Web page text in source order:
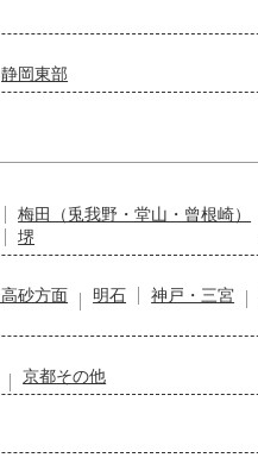
静岡東部
梅田（兎我野・堂山・曾根崎）
堺
砂方面 明石 神戸・三宮
京都その他